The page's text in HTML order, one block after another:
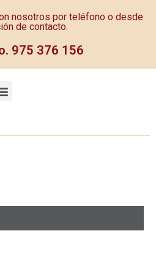
nosotros por teléfono o desde
de contacto.
975 376 156